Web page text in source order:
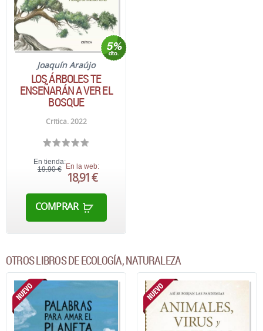
Joaquín Araújo
LOS ÁRBOLES TE
ENSEÑARÁN A VER EL
BOSQUE
Crítica. 2022
En tienda:
19,90 € En la web:
18,91 €
COMPRAR
OTROS LIBROS DE ECOLOGÍA, NATURALEZA